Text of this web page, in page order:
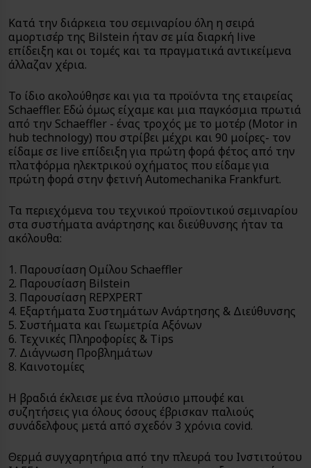
Κατά την διάρκεια του σεμιναρίου όλη η σειρά
αμορτισέρ της Bilstein ήταν σε μία διαρκή live
επίδειξη και οι τομές και τα πραγματικά αντικείμενα
άλλαζαν χέρια.
To ίδιo ακολούθησε και για τα προϊόντα της εταιρείας
Schaeffler. Εδώ όμως είχαμε και μια παγκόσμια πρωτιά
από την Schaeffler - ένας τροχός με το μοτέρ (Motor in
hub technology) που στρίβει μέχρι και 90 μοίρες- τον
είδαμε σε live επίδειξη για πρώτη φορά φέτος από την
πλατφόρμα ηλεκτρικού οχήματος που είδαμε για
πρώτη φορά στην φετινή Automechanika Frankfurt.
Τα περιεχόμενα του τεχνικού προϊοντικού σεμιναρίου
στα συστήματα ανάρτησης και διεύθυνσης ήταν τα
ακόλουθα:
1. Παρουσίαση Ομίλου Schaeffler
2. Παρουσίαση Bilstein
3. Παρουσίαση REPXPERT
4. Εξαρτήματα Συστημάτων Ανάρτησης & Διεύθυνσης
5. Συστήματα και Γεωμετρία Αξόνων
6. Τεχνικές Πληροφορίες & Tips
7. Διάγνωση Προβλημάτων
8. Καινοτομίες
H βραδιά έκλεισε με ένα πλούσιο μπουφέ και
συζητήσεις για όλους όσους έβρισκαν παλιούς
συνάδελφους μετά από σχεδόν 3 χρόνια covid.
Θερμά συγχαρητήρια από την πλευρά του Ινστιτούτου